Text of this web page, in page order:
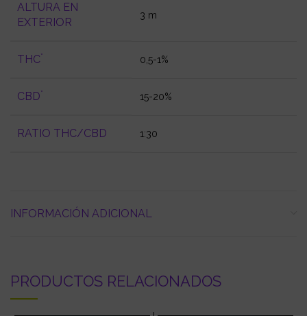
ALTURA EN
EXTERIOR
3 m
THC* 0,5-1%
CBD* 15-20%
RATIO THC/CBD 1:30
INFORMACIÓN ADICIONAL
PRODUCTOS RELACIONADOS